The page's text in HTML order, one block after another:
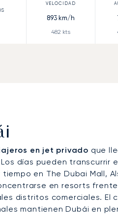
893 km/h
482 kts
en jet privado que
días pueden transcurrir
en The Dubai Mall,
en resorts
distritos comerciales. El
mantienen Dubái en